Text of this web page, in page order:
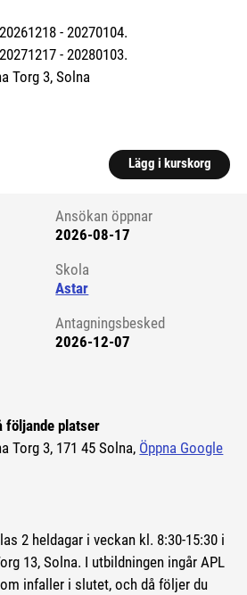
- 20270104.
- 20280103.
Torg 3, Solna
extern sida.)
Lägg i kurskorg
Ansökan öppnar
2026-08-17
Skola
Astar
Antagningsbesked
2026-12-07
följande platser
Torg 3, 171 45 Solna, Öppna Google
sida.)
2 heldagar i veckan kl. 8:30-15:30 i
13, Solna. I utbildningen ingår APL
infaller i slutet, och då följer du